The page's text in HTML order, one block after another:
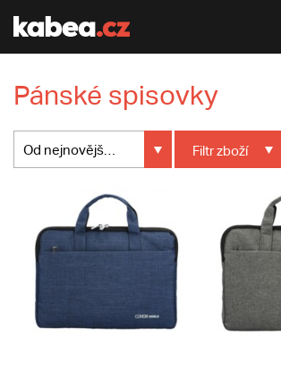
Pánské spisovky
Filtrzboží